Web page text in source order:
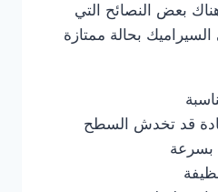
بعض النصائح التي
بحالة ممتازة
قد تخدش السطح
بسرعة